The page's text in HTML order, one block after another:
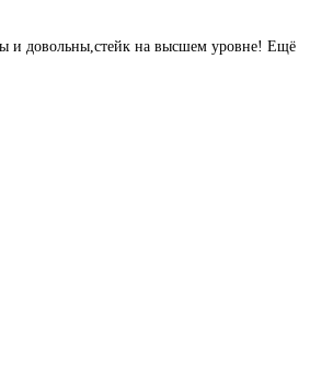
и довольны,стейк на высшем уровне! Ещё